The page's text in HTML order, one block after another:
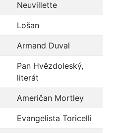
Neuvillette
Lošan
Armand Duval
Pan Hvězdoleský,
literát
Američan Mortley
Evangelista Toricelli